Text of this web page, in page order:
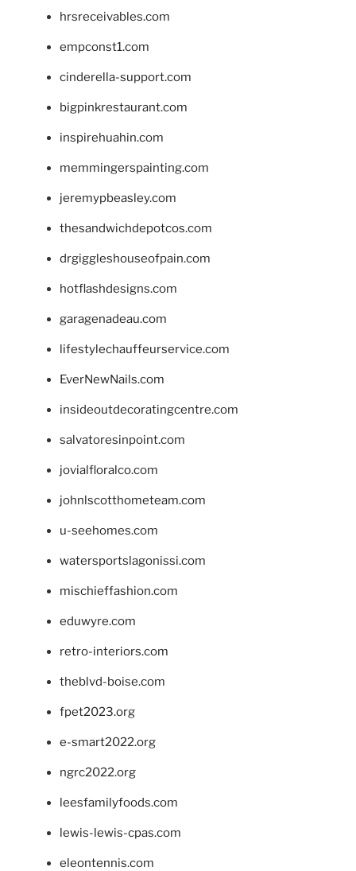
hrsreceivables.com
empconst1.com
cinderella-support.com
bigpinkrestaurant.com
inspirehuahin.com
memmingerspainting.com
jeremypbeasley.com
thesandwichdepotcos.com
drgiggleshouseofpain.com
hotflashdesigns.com
garagenadeau.com
lifestylechauffeurservice.com
EverNewNails.com
insideoutdecoratingcentre.com
salvatoresinpoint.com
jovialfloralco.com
johnlscotthometeam.com
u-seehomes.com
watersportslagonissi.com
mischieffashion.com
eduwyre.com
retro-interiors.com
theblvd-boise.com
fpet2023.org
e-smart2022.org
ngrc2022.org
leesfamilyfoods.com
lewis-lewis-cpas.com
eleontennis.com